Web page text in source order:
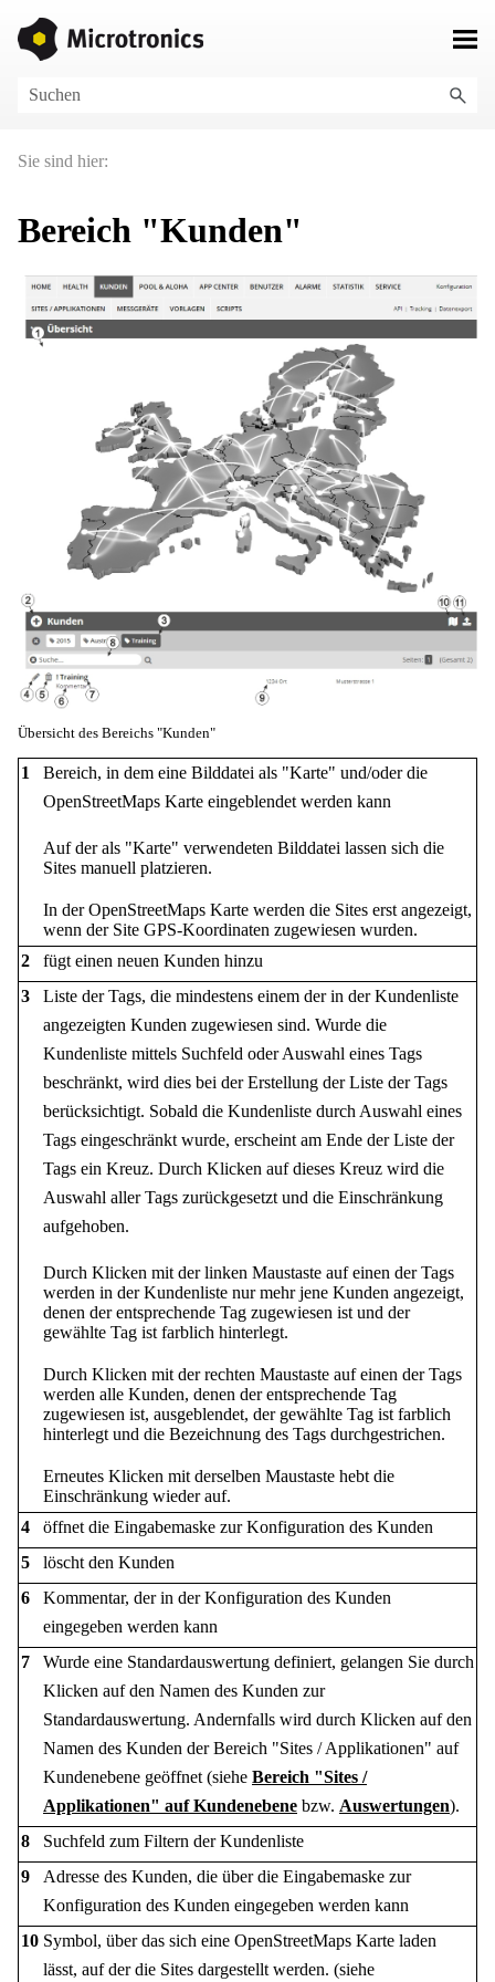
Zu Hauptinhalt springen
Sie sind hier:
Bereich "Kunden"
Übersicht des Bereichs "Kunden"
1
Bereich, in dem eine Bilddatei als "Karte" und/oder die
OpenStreetMaps Karte eingeblendet werden kann
Auf der als "Karte" verwendeten Bilddatei lassen sich die
Sites manuell platzieren.
In der OpenStreetMaps Karte werden die Sites erst angezeigt,
wenn der Site GPS-Koordinaten zugewiesen wurden.
2
fügt einen neuen Kunden hinzu
3
Liste der Tags, die mindestens einem der in der Kundenliste
angezeigten Kunden zugewiesen sind. Wurde die
Kundenliste mittels Suchfeld oder Auswahl eines Tags
beschränkt, wird dies bei der Erstellung der Liste der Tags
berücksichtigt. Sobald die Kundenliste durch Auswahl eines
Tags eingeschränkt wurde, erscheint am Ende der Liste der
Tags ein Kreuz. Durch Klicken auf dieses Kreuz wird die
Auswahl aller Tags zurückgesetzt und die Einschränkung
aufgehoben.
Durch Klicken mit der linken Maustaste auf einen der Tags
werden in der Kundenliste nur mehr jene Kunden angezeigt,
denen der entsprechende Tag zugewiesen ist und der
gewählte Tag ist farblich hinterlegt.
Durch Klicken mit der rechten Maustaste auf einen der Tags
werden alle Kunden, denen der entsprechende Tag
zugewiesen ist, ausgeblendet, der gewählte Tag ist farblich
hinterlegt und die Bezeichnung des Tags durchgestrichen.
Erneutes Klicken mit derselben Maustaste hebt die
Einschränkung wieder auf.
4
öffnet die Eingabemaske zur Konfiguration des Kunden
5
löscht den Kunden
6
Kommentar, der in der Konfiguration des Kunden
eingegeben werden kann
7
Wurde eine Standardauswertung definiert, gelangen Sie durch
Klicken auf den Namen des Kunden zur
Standardauswertung. Andernfalls wird durch Klicken auf den
Namen des Kunden der Bereich "Sites / Applikationen" auf
Kundenebene geöffnet (siehe Bereich "Sites /
Applikationen" auf Kundenebene bzw. Auswertungen).
8
Suchfeld zum Filtern der Kundenliste
9
Adresse des Kunden, die über die Eingabemaske zur
Konfiguration des Kunden eingegeben werden kann
10 Symbol, über das sich eine OpenStreetMaps Karte laden
lässt, auf der die Sites dargestellt werden. (siehe